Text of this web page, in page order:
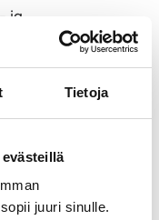
Tietoja
juuri sinulle.
ja
ihmisiä